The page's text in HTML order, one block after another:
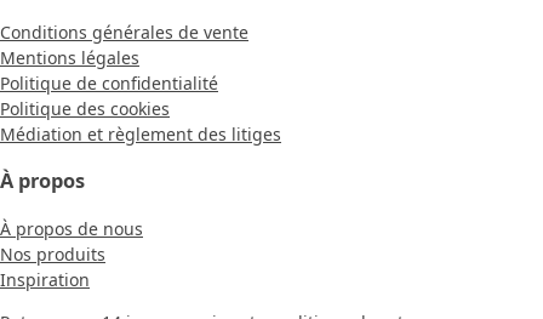
Conditions générales de vente
Mentions légales
Politique de confidentialité
Politique des cookies
Médiation et règlement des litiges
À propos
À propos de nous
Nos produits
Inspiration